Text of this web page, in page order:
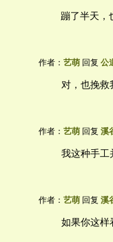
蹦了半天，
作者： 艺萌 回复 公
对，也挽救
作者： 艺萌 回复 溪
我这种手工
作者： 艺萌 回复 溪
如果你这样